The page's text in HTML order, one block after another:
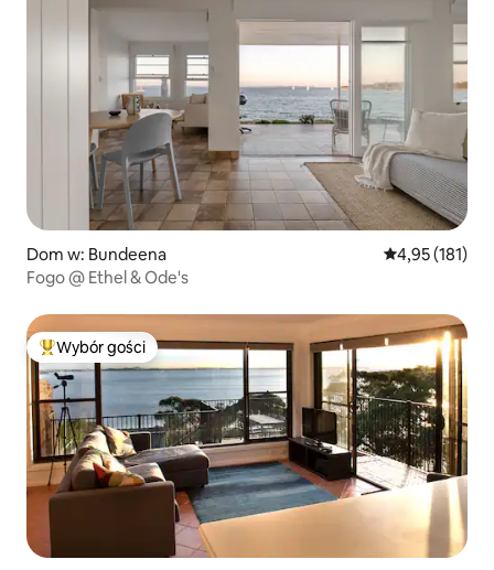
Dom w: Bundeena Średnia
4,95 (181)
Fogo @ Ethel & Ode's
Najpopularniejsze z kategorii Wybór gości
Wybór gości